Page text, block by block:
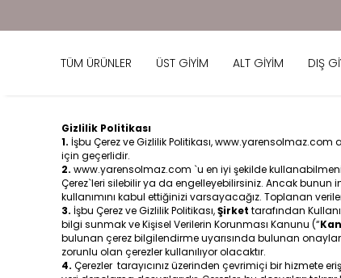
TÜM ÜRÜNLER ÜST GİYİM ALT GİYİM DIŞ
Gizlilik Politikası
1. İşbu Çerez ve Gizlilik Politikası, www.yarensolmaz.com
için geçerlidir.
2. www.yarensolmaz.com `u en iyi şekilde
Çerez`leri silebilir ya da engelleyebilirsiniz. Ancak bunun
kullanımını kabul ettiğinizi varsayacağız. Toplanan
3. İşbu Çerez ve Gizlilik Politikası,Şirket tarafından
bilgi sunmak ve Kişisel Verilerin Korunması Kanunu (“
bulunan çerez bilgilendirme uyarısında bulunan
zorunlu olan çerezler kullanılıyor olacaktır.
4. Çerezler tarayıcınız üzerinden çevrimiçi bir hizmete